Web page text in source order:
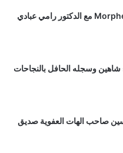
شاهين وسجله الحافل بالنجاحات
صاحب الهات العفوية صديق